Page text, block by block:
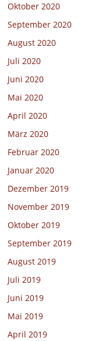
Oktober 2020
September 2020
August 2020
Juli 2020
Juni 2020
Mai 2020
April 2020
März 2020
Februar 2020
Januar 2020
Dezember 2019
November 2019
Oktober 2019
September 2019
August 2019
Juli 2019
Juni 2019
Mai 2019
April 2019